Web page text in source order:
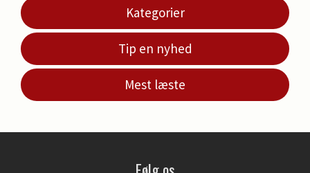
Kategorier
Tip en nyhed
Mest læste